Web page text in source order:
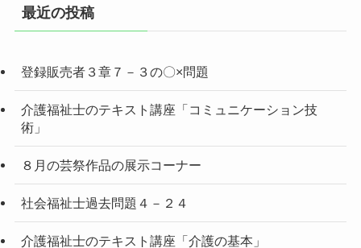
最近の投稿
登録販売者３章７－３の〇×問題
介護福祉士のテキスト講座「コミュニケーション技
術」
８月の芸祭作品の展示コーナー
社会福祉士過去問題４－２４
介護福祉士のテキスト講座「介護の基本」